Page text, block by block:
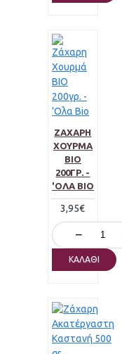
ΖΆΧΑΡΗ
ΧΟΥΡΜΆ
ΒΙΟ
200ΓΡ. -
'ΟΛΑ BIO
3,95€
−
ΚΑΛΆΘΙ